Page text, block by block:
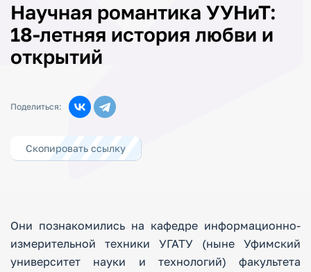
Научная романтика УУНиТ:
18-летняя история любви и
открытий
Поделиться:
Скопировать ссылку
Они познакомились на кафедре информационно-
измерительной техники УГАТУ (ныне Уфимский
университет науки и технологий) факультета